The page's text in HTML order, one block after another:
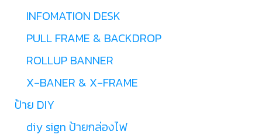
INFOMATION DESK
PULL FRAME & BACKDROP
ROLLUP BANNER
X-BANER & X-FRAME
ป้าย DIY
diy sign ป้ายกล่องไฟ